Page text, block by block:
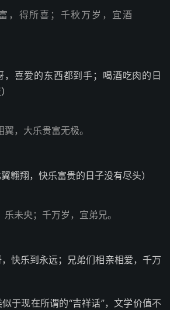
，得所喜；千秋万岁，宜酒
，喜爱的东西都到手；喝酒吃肉的日
翼，大乐贵富无极。
翼翱翔，快乐富贵的日子没有尽头）
乐未央；千万岁，宜弟兄。
，快乐到永远；兄弟们相亲相爱，千万
于现在所谓的“吉祥话”，文学价值不